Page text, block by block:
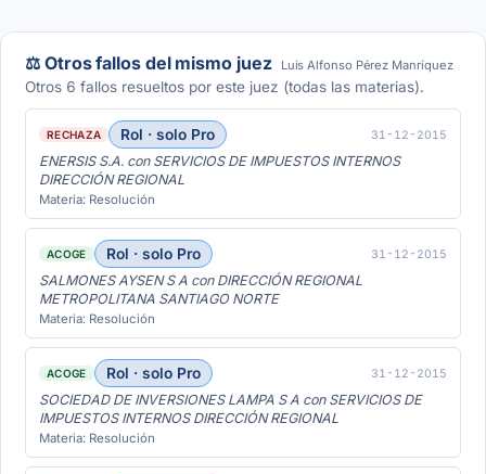
⚖️ Otros fallos del mismo juez Luis Alfonso Pérez Manríquez
Otros 6 fallos resueltos por este juez (todas las materias).
RECHAZA Rol · solo Pro 31-12-2015
ENERSIS S.A. con SERVICIOS DE IMPUESTOS INTERNOS
DIRECCIÓN REGIONAL
Materia: Resolución
ACOGE Rol · solo Pro 31-12-2015
SALMONES AYSEN S A con DIRECCIÓN REGIONAL
METROPOLITANA SANTIAGO NORTE
Materia: Resolución
ACOGE Rol · solo Pro 31-12-2015
SOCIEDAD DE INVERSIONES LAMPA S A con SERVICIOS DE
IMPUESTOS INTERNOS DIRECCIÓN REGIONAL
Materia: Resolución